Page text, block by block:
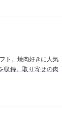
ト。焼肉好きに人気
収録。取り寄せの肉